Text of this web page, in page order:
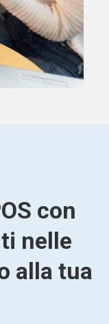
con
nelle
alla tua